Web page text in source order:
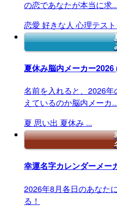
の恋であなたが本当に求...
恋愛 好きな人 心理テスト
夏休み脳内メーカー2026
名前を入れると、2026
えているのか脳内メーカ...
夏 思い出 夏休み ...
幸運名字カレンダーメー
2026年8月各日のあなた
る！